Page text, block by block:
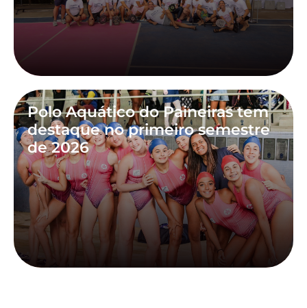
Polo Aquático do Paineiras tem
destaque no primeiro semestre
de 2026